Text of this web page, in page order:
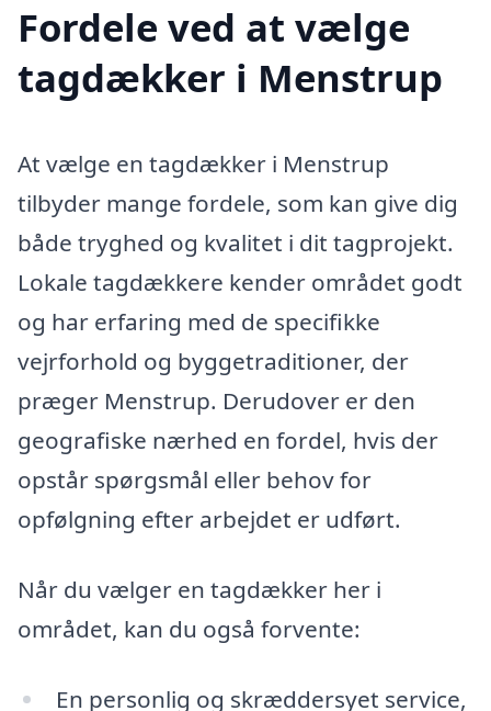
Fordele ved at vælge
tagdækker i Menstrup
At vælge en tagdækker i Menstrup
tilbyder mange fordele, som kan give dig
både tryghed og kvalitet i dit tagprojekt.
Lokale tagdækkere kender området godt
og har erfaring med de specifikke
vejrforhold og byggetraditioner, der
præger Menstrup. Derudover er den
geografiske nærhed en fordel, hvis der
opstår spørgsmål eller behov for
opfølgning efter arbejdet er udført.
Når du vælger en tagdækker her i
området, kan du også forvente:
En personlig og skræddersyet service,